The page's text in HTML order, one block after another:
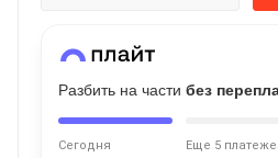
Разбить на части без
Сегодня Еще 5